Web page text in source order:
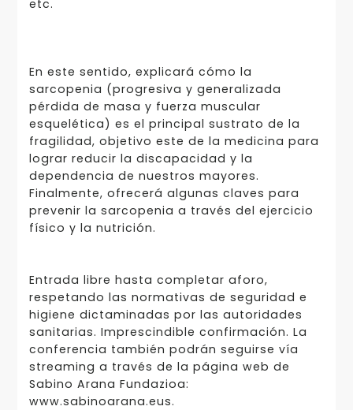
etc.
En este sentido, explicará cómo la
sarcopenia (progresiva y generalizada
pérdida de masa y fuerza muscular
esquelética) es el principal sustrato de la
fragilidad, objetivo este de la medicina para
lograr reducir la discapacidad y la
dependencia de nuestros mayores.
Finalmente, ofrecerá algunas claves para
prevenir la sarcopenia a través del ejercicio
físico y la nutrición.
Entrada libre hasta completar aforo,
respetando las normativas de seguridad e
higiene dictaminadas por las autoridades
sanitarias. Imprescindible confirmación. La
conferencia también podrán seguirse vía
streaming a través de la página web de
Sabino Arana Fundazioa:
www.sabinoarana.eus.